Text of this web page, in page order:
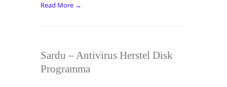
Read More →
Sardu – Antivirus Herstel Disk
Programma